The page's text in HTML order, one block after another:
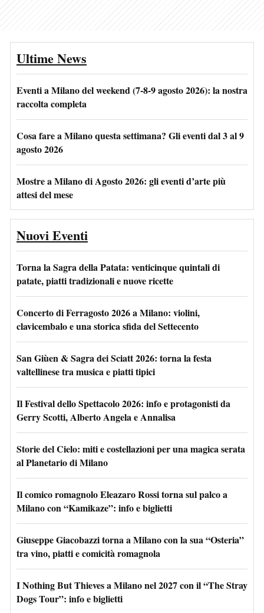
Ultime News
Eventi a Milano del weekend (7-8-9 agosto 2026): la nostra
raccolta completa
Cosa fare a Milano questa settimana? Gli eventi dal 3 al 9
agosto 2026
Mostre a Milano di Agosto 2026: gli eventi d’arte più
attesi del mese
Nuovi Eventi
Torna la Sagra della Patata: venticinque quintali di
patate, piatti tradizionali e nuove ricette
Concerto di Ferragosto 2026 a Milano: violini,
clavicembalo e una storica sfida del Settecento
San Giùen & Sagra dei Sciatt 2026: torna la festa
valtellinese tra musica e piatti tipici
Il Festival dello Spettacolo 2026: info e protagonisti da
Gerry Scotti, Alberto Angela e Annalisa
Storie del Cielo: miti e costellazioni per una magica serata
al Planetario di Milano
Il comico romagnolo Eleazaro Rossi torna sul palco a
Milano con “Kamikaze”: info e biglietti
Giuseppe Giacobazzi torna a Milano con la sua “Osteria”
tra vino, piatti e comicità romagnola
I Nothing But Thieves a Milano nel 2027 con il “The Stray
Dogs Tour”: info e biglietti